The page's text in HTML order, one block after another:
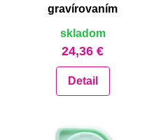
gravírovaním
skladom
24,36 €
Detail